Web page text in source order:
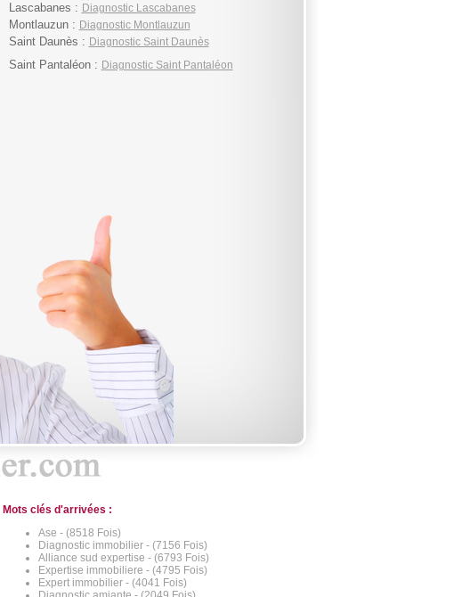
Lascabanes : Diagnostic Lascabanes
Montlauzun : Diagnostic Montlauzun
Saint Daunès : Diagnostic Saint Daunès
Saint Pantaléon : Diagnostic Saint Pantaléon
Mots clés d'arrivées :
Ase - (8518 Fois)
Diagnostic immobilier - (7156 Fois)
Alliance sud expertise - (6793 Fois)
Expertise immobiliere - (4795 Fois)
Expert immobilier - (4041 Fois)